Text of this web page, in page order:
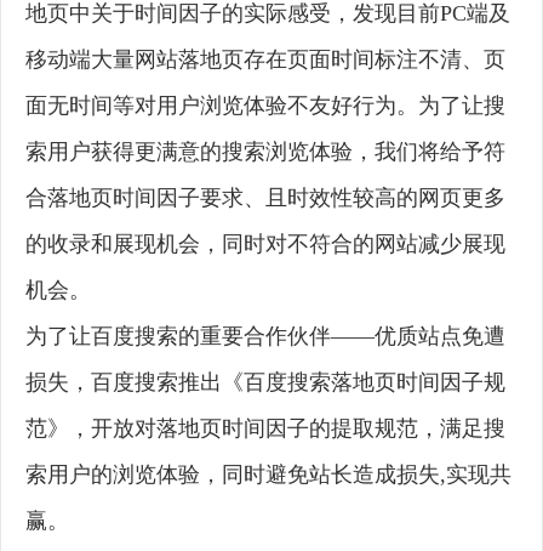
地页中关于时间因子的实际感受，发现目前PC端及
移动端大量网站落地页存在页面时间标注不清、页
面无时间等对用户浏览体验不友好行为。为了让搜
索用户获得更满意的搜索浏览体验，我们将给予符
合落地页时间因子要求、且时效性较高的网页更多
的收录和展现机会，同时对不符合的网站减少展现
机会。
为了让百度搜索的重要合作伙伴——优质站点免遭
损失，百度搜索推出《百度搜索落地页时间因子规
范》，开放对落地页时间因子的提取规范，满足搜
索用户的浏览体验，同时避免站长造成损失,实现共
赢。